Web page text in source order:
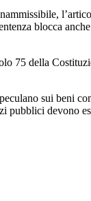
blocca
75 della
sui beni
pubblici devono